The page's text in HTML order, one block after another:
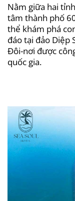
Nằm giữa hai
tâm thành phố
thể khám phá
đáo tại đảo Diệp
Đôi-nơi được
quốc gia.